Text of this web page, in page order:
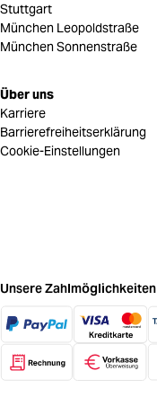
Stuttgart
München Leopoldstraße
München Sonnenstraße
Über uns
Karriere
Barrierefreiheitserklärung
Cookie-Einstellungen
Unsere Zahlmöglichkeiten